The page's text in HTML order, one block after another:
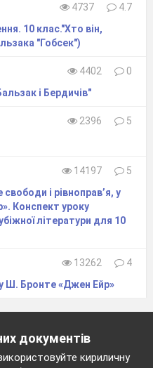
екрані квіти).
квіти.
природи, символ
радості?
в останню
зло.
антипод добра,
ідеали, відчай
Теоретична
називається
«Квіти зла»
сторінок
4737
4.7
10 клас."Хто він,
"Гобсек")
4402
0
і Бердичів"
2396
5
14197
5
і рівноправ’я, у
Конспект уроку
літератури для 10
13262
4
Ш. Бронте «Джен Ейр»
документів
кириличну